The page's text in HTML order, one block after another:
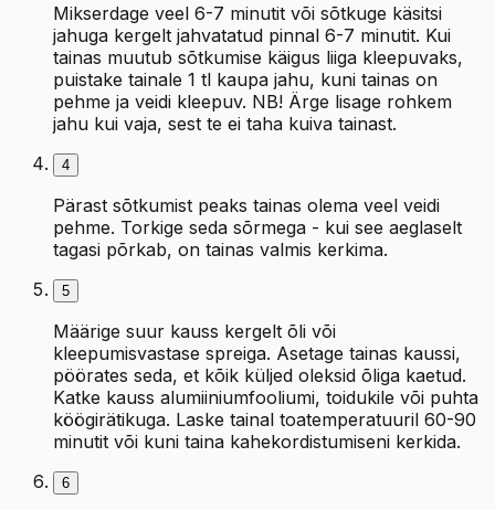
Mikserdage veel 6-7 minutit või sõtkuge käsitsi
jahuga kergelt jahvatatud pinnal 6-7 minutit. Kui
tainas muutub sõtkumise käigus liiga kleepuvaks,
puistake tainale 1 tl kaupa jahu, kuni tainas on
pehme ja veidi kleepuv. NB! Ärge lisage rohkem
jahu kui vaja, sest te ei taha kuiva tainast.
4
Pärast sõtkumist peaks tainas olema veel veidi
pehme. Torkige seda sõrmega - kui see aeglaselt
tagasi põrkab, on tainas valmis kerkima.
5
Määrige suur kauss kergelt õli või
kleepumisvastase spreiga. Asetage tainas kaussi,
pöörates seda, et kõik küljed oleksid õliga kaetud.
Katke kauss alumiiniumfooliumi, toidukile või puhta
köögirätikuga. Laske tainal toatemperatuuril 60-90
minutit või kuni taina kahekordistumiseni kerkida.
6